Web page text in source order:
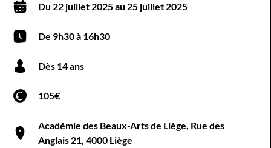
Du 22 juillet 2025 au 25 juillet 2025
De 9h30 à 16h30
Dès 14 ans
105€
Académie des Beaux-Arts de Liège, Rue des
Anglais 21, 4000 Liège